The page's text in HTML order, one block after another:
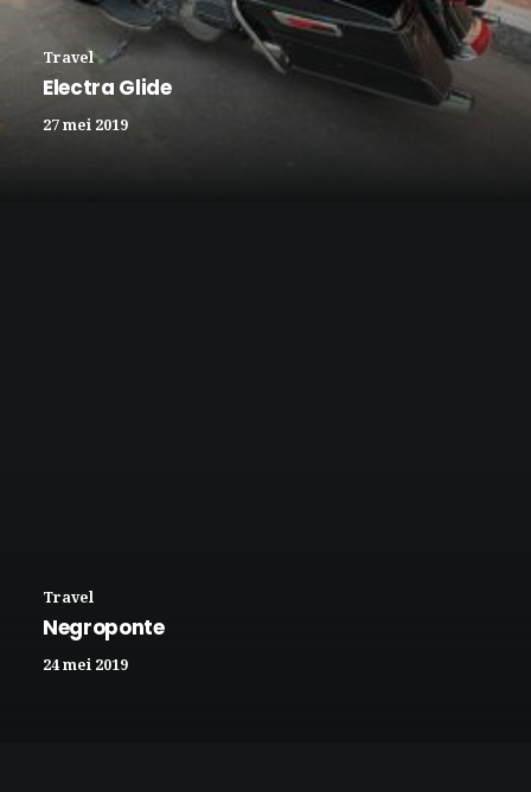
Travel
Electra Glide
27 mei 2019
Travel
Negroponte
24 mei 2019